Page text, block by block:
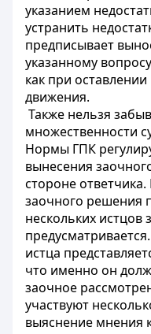
указанием
устранить
предписывает
указанному
как при
движения.
Также нельзя
множественности
Нормы ГПК
вынесения
стороне
заочного решения
нескольких истцов
истца
что именно он
заочное
участвуют
выяснение мнения